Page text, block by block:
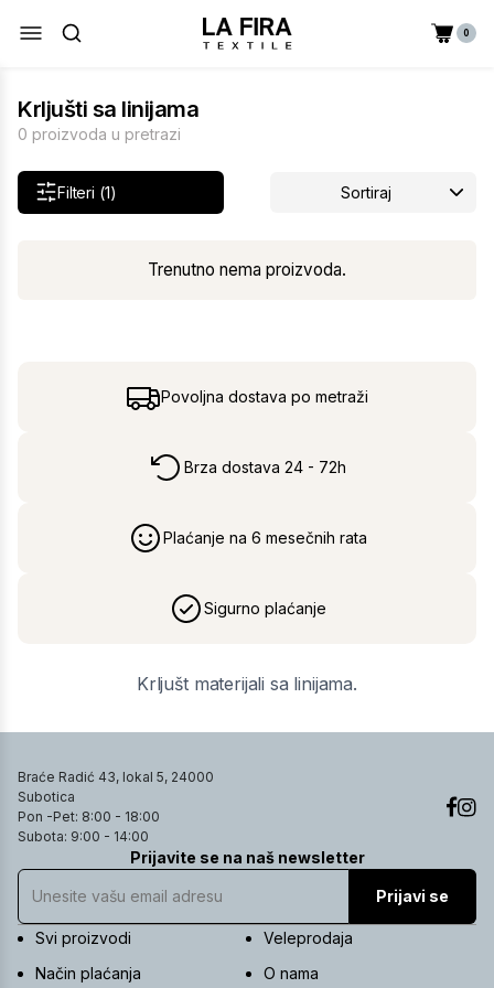
0
Krljušti sa linijama
0 proizvoda u pretrazi
Filteri (1) Sortiraj
Trenutno nema proizvoda.
Povoljna dostava po metraži
Brza dostava 24 - 72h
Plaćanje na 6 mesečnih rata
Sigurno plaćanje
Krljušt materijali sa linijama.
Braće Radić 43, lokal 5, 24000
Subotica
Pon -Pet: 8:00 - 18:00
Subota: 9:00 - 14:00
Prijavite se na naš newsletter
Prijavi se
Svi proizvodi
Veleprodaja
Način plaćanja
O nama